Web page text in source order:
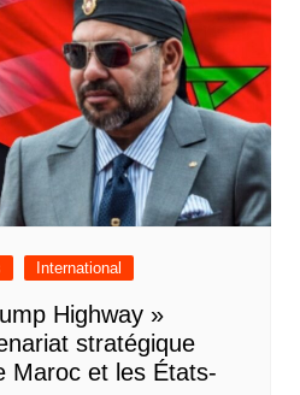
International
Highway »
stratégique
Maroc et les États-